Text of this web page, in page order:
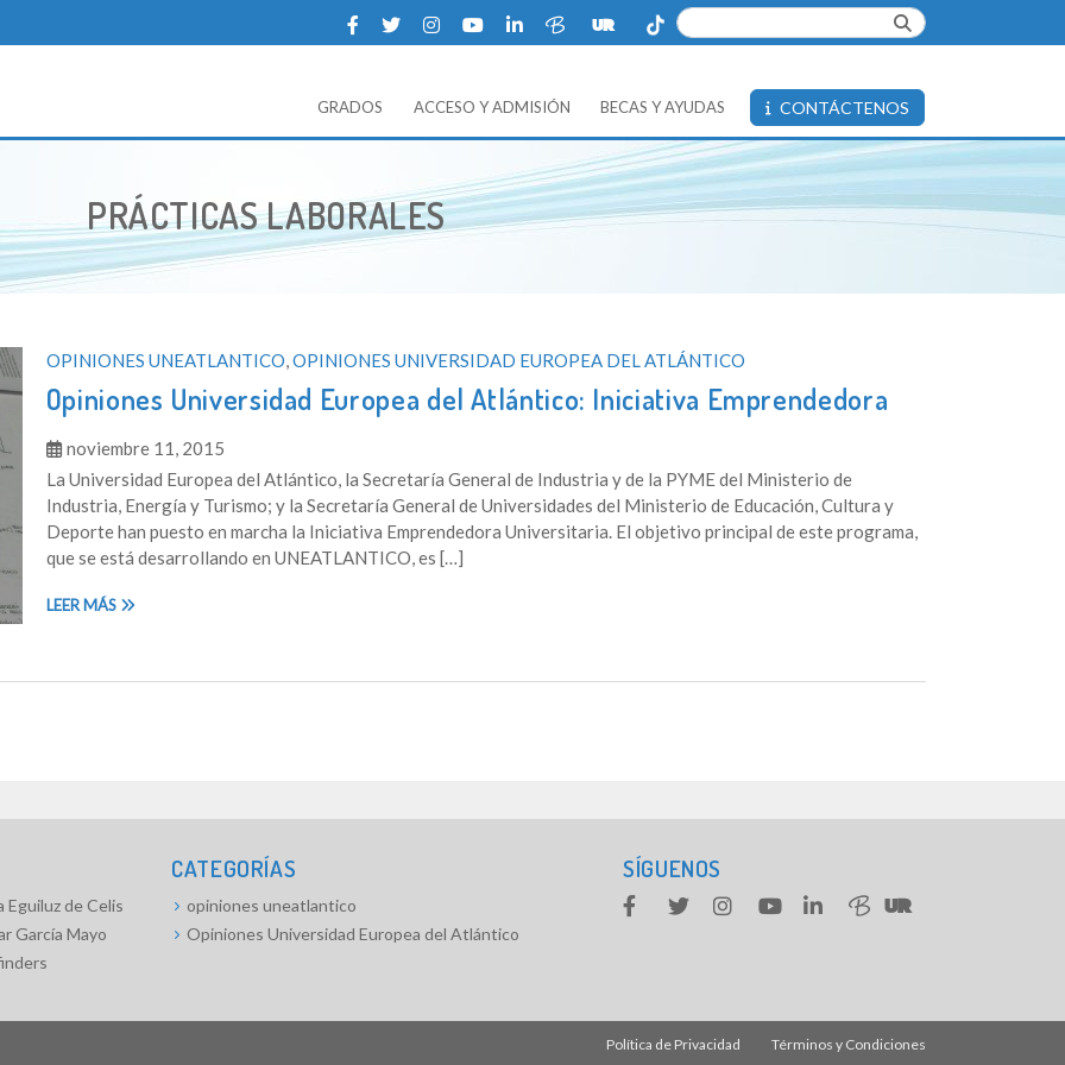
sobre la Universidad Europea del Atlántico.
GRADOS ACCESO Y ADMISIÓN BECAS Y AYUDAS CONTÁCTENOS
ETIQUETA:
PRÁCTICAS LABORALES
OPINIONES UNEATLANTICO,OPINIONES UNIVERSIDAD EUROPEA DEL ATLÁNTICO
Opiniones Universidad Europea del Atlántico: Iniciativa Emprendedora
noviembre 11, 2015
La Universidad Europea del Atlántico, la Secretaría General de Industria y de la PYME del Ministerio de
Industria, Energía y Turismo; y la Secretaría General de Universidades del Ministerio de Educación, Cultura y
Deporte han puesto en marcha la Iniciativa Emprendedora Universitaria. El objetivo principal de este programa,
que se está desarrollando en UNEATLANTICO, es […]
LEER MÁS
de Celis
García Mayo
CATEGORÍAS
opiniones uneatlantico
Opiniones Universidad Europea del Atlántico
SÍGUENOS
Política de Privacidad Términos y Condiciones